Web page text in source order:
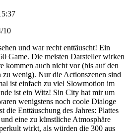
10
und war recht enttäuscht! Ein
Game. Die meisten Darsteller wirken
kommen auch nicht vor (bis auf den
zu wenig). Nur die Actionszenen sind
ist einfach zu viel Slowmotion im
ist ein Witz! Sin City hat mir um
wenigstens noch coole Dialoge
die Enttäuschung des Jahres: Plattes
eine zu künstliche Atmosphäre
wirkt, als würden die 300 aus